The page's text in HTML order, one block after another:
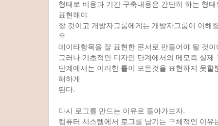
형태로 비용과 기간 구축내용은 간단히 하는 형
표현해야
할 것이고 개발자그룹에게는 개발자그룹이 이해
우
데이타항목을 잘 표현한 문서로 만들어야 될 것이
그러나 기초적인 디자인 단계에서의 메모즉 실제
단계에서는 이러한 틀이 모든것을 표현하지 못할
해하게
된다.
다시 로그를 만드는 이유로 돌아가보자.
컴퓨터 시스템에서 로그를 남기는 구체적인 이유